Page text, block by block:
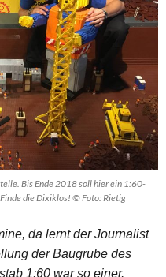
Bis Ende 2018 soll hier ein 1:60-
die Dixiklos! © Foto: Rietig
da lernt der Journalist
der Baugrube des
1:60 war so einer.